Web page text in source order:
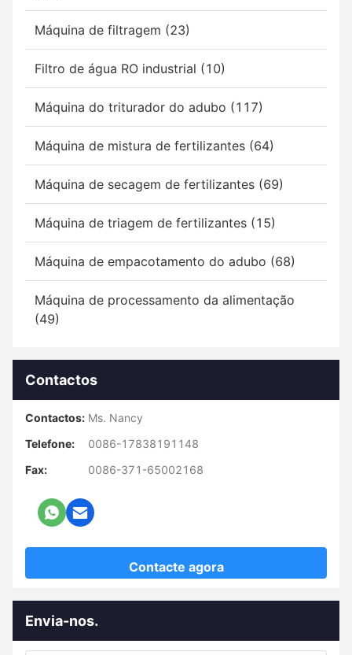
Máquina de filtragem (23)
Filtro de água RO industrial (10)
Máquina do triturador do adubo (117)
Máquina de mistura de fertilizantes (64)
Máquina de secagem de fertilizantes (69)
Máquina de triagem de fertilizantes (15)
Máquina de empacotamento do adubo (68)
Máquina de processamento da alimentação
(49)
Contactos
Contactos: Ms. Nancy
Telefone:
0086-17838191148
Fax:
0086-371-65002168
Contacte agora
Envia-nos.